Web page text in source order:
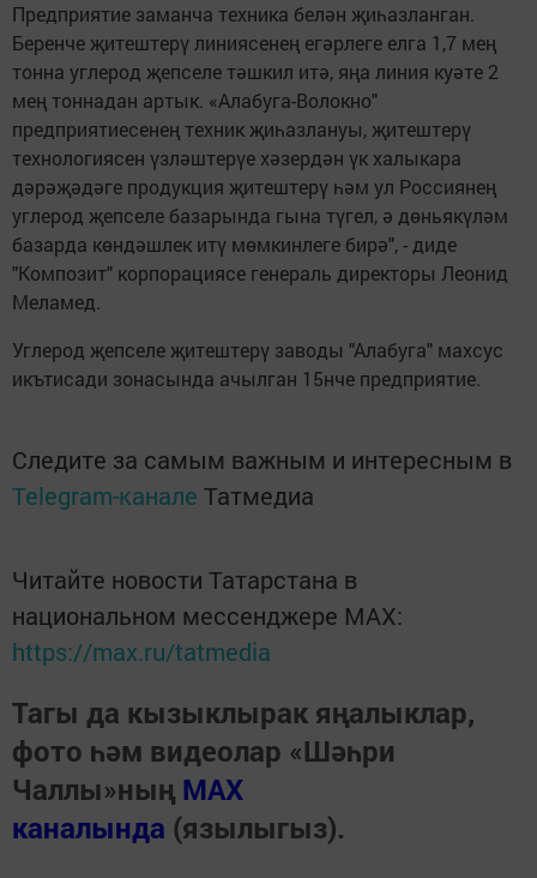
Предприятие заманча техника белән җиһазланган.
Беренче җитештерү линиясенең егәрлеге елга 1,7 мең
тонна углерод җепселе тәшкил итә, яңа линия куәте 2
мең тоннадан артык. «Алабуга-Волокно"
предприятиесенең техник җиһазлануы, җитештерү
технологиясен үзләштерүе хәзердән үк халыкара
дәрәҗәдәге продукция җитештерү һәм ул Россиянең
углерод җепселе базарында гына түгел, ә дөньякүләм
базарда көндәшлек итү мөмкинлеге бирә", - диде
"Композит" корпорациясе генераль директоры Леонид
Меламед.
Углерод җепселе җитештерү заводы "Алабуга" махсус
икътисади зонасында ачылган 15нче предприятие.
Следите за самым важным и интересным в
Telegram-канале Татмедиа
Читайте новости Татарстана в
национальном мессенджере MАХ:
https://max.ru/tatmedia
Тагы да кызыклырак яңалыклар,
фото һәм видеолар «Шәһри
Чаллы»ның MAX
каналында (язылыгыз).